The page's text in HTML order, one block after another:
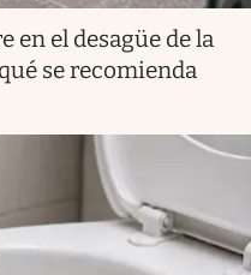
en el desagüe de la
se recomienda